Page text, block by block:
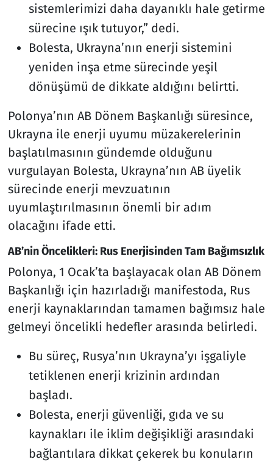
sistemlerimizi daha dayanıklı hale getirme
sürecine ışık tutuyor,” dedi.
Bolesta, Ukrayna’nın enerji sistemini
yeniden inşa etme sürecinde yeşil
dönüşümü de dikkate aldığını belirtti.
Polonya’nın AB Dönem Başkanlığı süresince,
Ukrayna ile enerji uyumu müzakerelerinin
başlatılmasının gündemde olduğunu
vurgulayan Bolesta, Ukrayna’nın AB üyelik
sürecinde enerji mevzuatının
uyumlaştırılmasının önemli bir adım
olacağını ifade etti.
AB’nin Öncelikleri: Rus Enerjisinden Tam Bağımsızlık
Polonya, 1 Ocak’ta başlayacak olan AB Dönem
Başkanlığı için hazırladığı manifestoda, Rus
enerji kaynaklarından tamamen bağımsız hale
gelmeyi öncelikli hedefler arasında belirledi.
Bu süreç, Rusya’nın Ukrayna’yı işgaliyle
tetiklenen enerji krizinin ardından
başladı.
Bolesta, enerji güvenliği, gıda ve su
kaynakları ile iklim değişikliği arasındaki
bağlantılara dikkat çekerek bu konuların